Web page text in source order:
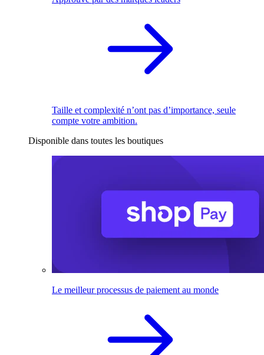
Taille et complexité n’ont pas d’importance, seule
compte votre ambition.
Disponible dans toutes les boutiques
Le meilleur processus de paiement au monde